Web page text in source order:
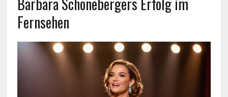
Fernsehen